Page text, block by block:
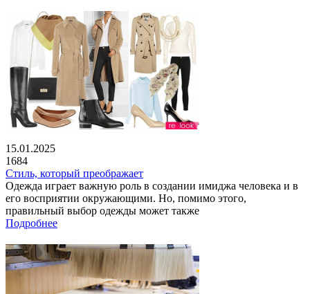
15.01.2025
1684
Стиль, который преображает
Одежда играет важную роль в создании имиджа человека и в
его восприятии окружающими. Но, помимо этого,
правильный выбор одежды может также
Подробнее